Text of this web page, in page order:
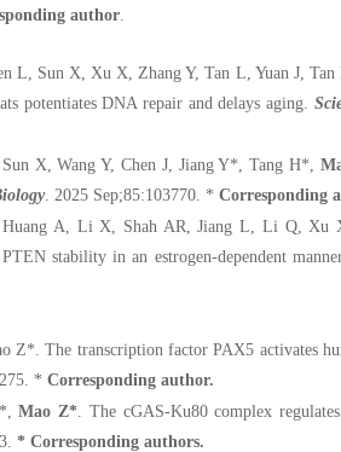
author
L, Sun X, Xu X, Zhang Y, Tan L, Yuan J,
potentiates DNA repair and delays aging.
X, Wang Y, Chen J, Jiang Y*, Tang H*,
. 2025 Sep;85:103770. * Corresponding
Huang A, Li X, Shah AR, Jiang L, Li Q,
stability in an estrogen-dependent
Z*. The transcription factor PAX5 activates
* Corresponding author.
Mao Z* . The cGAS-Ku80 complex
* Corresponding authors.